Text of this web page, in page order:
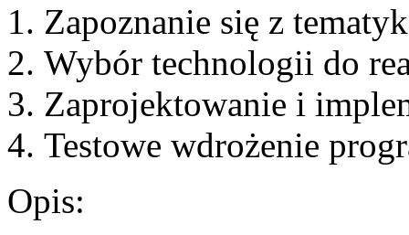
Zapoznanie się z
Wybór technologii do
Zaprojektowanie i
Testowe wdrożenie
Opis: